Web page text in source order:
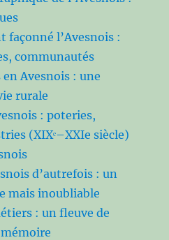
façonné l’Avesnois :
communautés
Avesnois : une
rurale
: poteries,
(XIXᵉ–XXIe siècle)
d’autrefois : un
mais inoubliable
: un fleuve de